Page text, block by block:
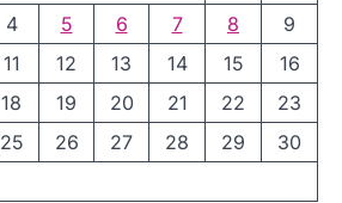
4 5 6 7 8
9
11 12 13 14 15
16
18 19 20 21 22
23
25 26 27 28 29
30